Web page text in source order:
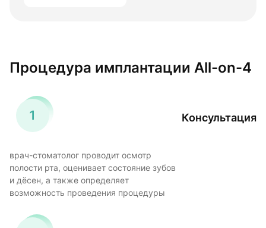
Процедура имплантации All-on-4
Консультация
врач-стоматолог проводит осмотр
полости рта, оценивает состояние зубов
и дёсен, а также определяет
возможность проведения процедуры